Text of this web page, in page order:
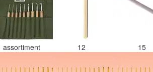
assortiment 12 15